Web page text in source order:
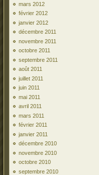
mars 2012
février 2012
janvier 2012
décembre 2011
novembre 2011
octobre 2011
septembre 2011
août 2011
juillet 2011
juin 2011
mai 2011
avril 2011
mars 2011
février 2011
janvier 2011
décembre 2010
novembre 2010
octobre 2010
septembre 2010